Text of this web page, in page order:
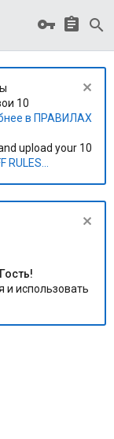
10
в ПРАВИЛАХ
upload your 10
и использовать